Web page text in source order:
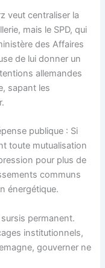
veut centraliser la
mais le SPD, qui
des Affaires
de lui donner un
allemandes
sapant les
publique : Si
toute mutualisation
pour plus de
communs
énergétique.
permanent.
institutionnels,
gouverner ne